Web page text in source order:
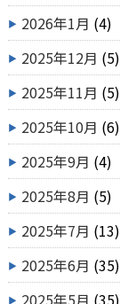
2026年1月 (4)
2025年12月 (5)
2025年11月 (5)
2025年10月 (6)
2025年9月 (4)
2025年8月 (5)
2025年7月 (13)
2025年6月 (35)
2025年5月 (35)